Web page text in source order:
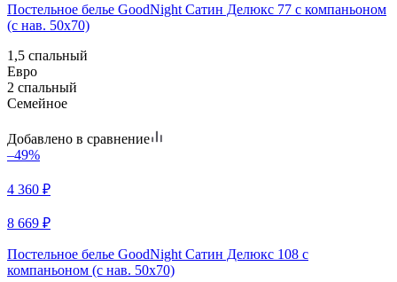
Постельное белье GoodNight Сатин Делюкс 77 с компаньоном
(с нав. 50х70)
1,5 спальный
Евро
2 спальный
Семейное
Добавлено в сравнение
–49%
4 360 ₽
8 669 ₽
Постельное белье GoodNight Сатин Делюкс 108 с
компаньоном (с нав. 50х70)